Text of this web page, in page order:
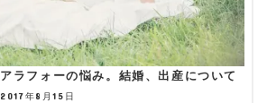
アラフォーの悩み。結婚、出産について
2017年8月15日